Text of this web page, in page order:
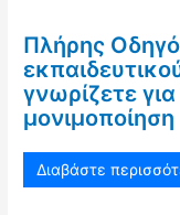
Πλήρης
γνωρίζετε
μονιμοποίηση
Διαβάστε